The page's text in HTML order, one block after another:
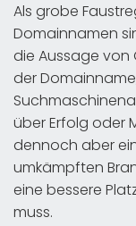
Als grobe
Domainnamen
die Aussage von
der
über Erfolg oder
dennoch aber
umkämpften
eine bessere
muss.